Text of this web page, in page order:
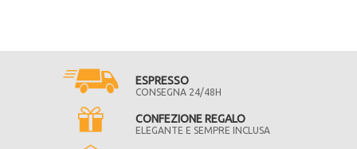
ESPRESSO
CONSEGNA 24/48H
CONFEZIONE REGALO
ELEGANTE E SEMPRE INCLUSA